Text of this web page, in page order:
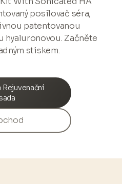
posilovač séra,
patentovanou
hyaluronovou. Začněte
stiskem.
Rejuvenační
sada